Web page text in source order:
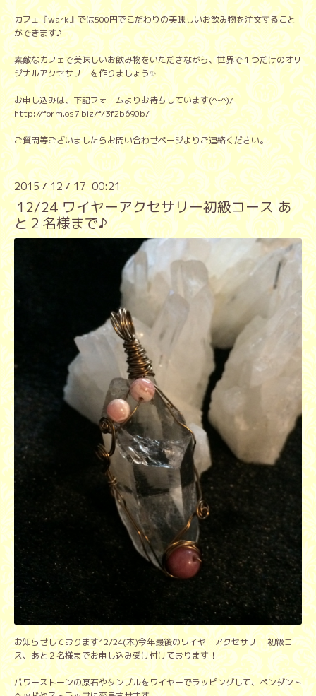
カフェ『wark』では500円でこだわりの美味しいお飲み物を注文すること
ができます♪
素敵なカフェで美味しいお飲み物をいただきながら、世界で１つだけのオリ
ジナルアクセサリーを作りましょう✨
お申し込みは、下記フォームよりお待ちしています(^-^)/
http://form.os7.biz/f/3f2b690b/
ご質問等ございましたらお問い合わせページよりご連絡ください。
2015/12/17 00:21
12/24 ワイヤーアクセサリー初級コース あ
と２名様まで♪
お知らせしております12/24(木)今年最後のワイヤーアクセサリー 初級コー
ス、あと２名様までお申し込み受け付けております！
パワーストーンの原石やタンブルをワイヤーでラッピングして、ペンダント